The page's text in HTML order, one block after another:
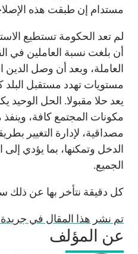
مستدام إن طبقت هذه
لم تعد الحكومة تستطيع
العاملة، وبعد أن وصل الدين
مستويات تهدد مستقبل
يعد حلا مقبولا. الحل
مكونات المجتمع كافة،
مصداقية، لإدارة التغيير
الدخل وتمكنها، بما يؤدي إلى
الجميع.
كل دقيقة نتأخر بها عن ذلك
تم نشر هذا المقال في جريدة
عن المؤلف